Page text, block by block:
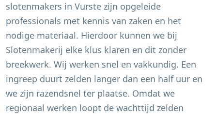
slotenmakers in Vurste zijn opgeleide
professionals met kennis van zaken en het
nodige materiaal. Hierdoor kunnen we bij
Slotenmakerij elke klus klaren en dit zonder
breekwerk. Wij werken snel en vakkundig. Een
ingreep duurt zelden langer dan een half uur en
we zijn razendsnel ter plaatse. Omdat we
regionaal werken loopt de wachttijd zelden